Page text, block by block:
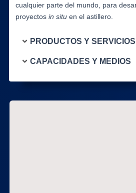
cualquier parte del mundo, para
proyectos in situ en el astillero.
PRODUCTOS Y SERVICIOS
CAPACIDADES Y MEDIOS